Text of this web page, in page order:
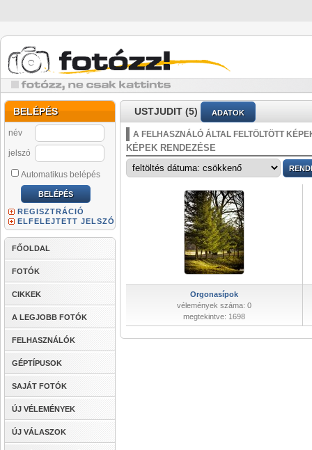
BELÉPÉS
név
jelszó
Automatikus belépés
REGISZTRÁCIÓ
ELFELEJTETT JELSZÓ
FŐOLDAL
FOTÓK
CIKKEK
A LEGJOBB FOTÓK
FELHASZNÁLÓK
GÉPTÍPUSOK
SAJÁT FOTÓK
ÚJ VÉLEMÉNYEK
ÚJ VÁLASZOK
USTJUDIT (5) ADATOK
A FELHASZNÁLÓ ÁLTAL FELTÖLTÖTT
KÉPEK RENDEZÉSE
Orgonasípok
vélemények száma: 0
megtekintve: 1698